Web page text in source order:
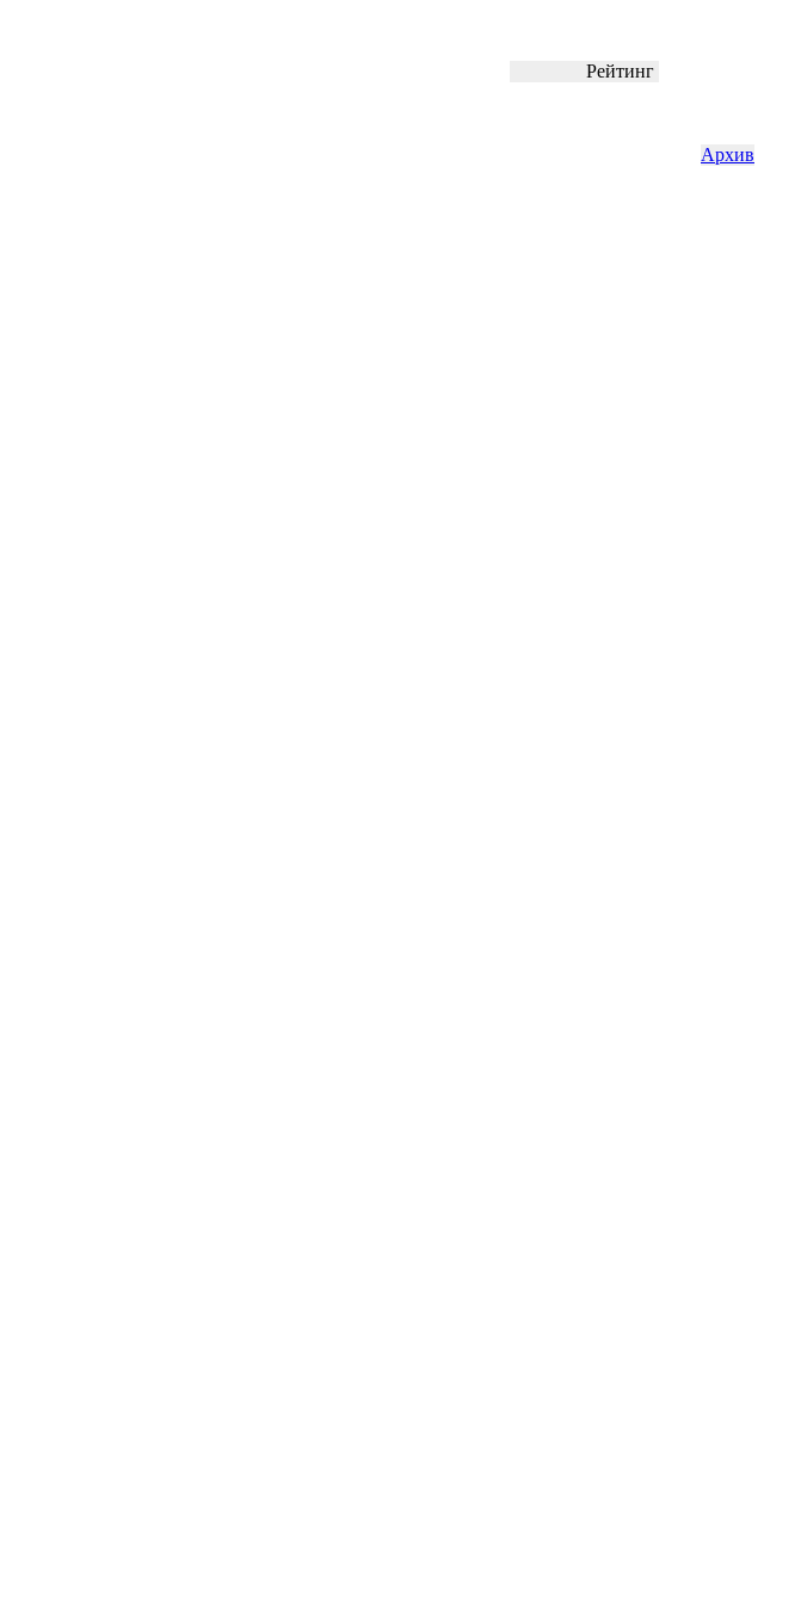
Рейтинг
Архив